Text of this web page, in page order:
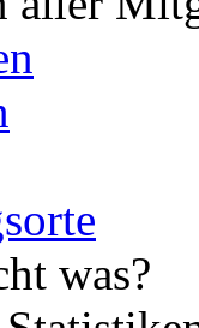
was?